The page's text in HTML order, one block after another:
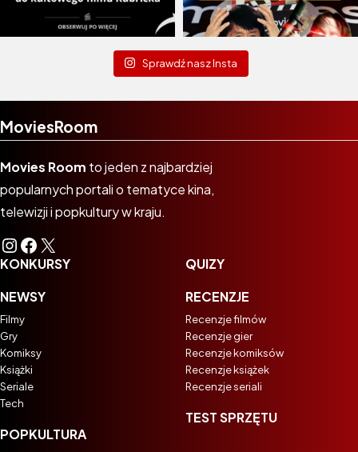
Sprawdź nasz Insta
MoviesRoom
Movies Room to jeden z najbardziej
popularnych portali o tematyce kina,
telewizji i popkultury w kraju.
Instagram
Facebook
X
KONKURSY
NEWSY
Filmy
Gry
Komiksy
Książki
Seriale
Tech
POPKULTURA
QUIZY
RECENZJE
Recenzje filmów
Recenzje gier
Recenzje komiksów
Recenzje książek
Recenzje seriali
TEST SPRZĘTU